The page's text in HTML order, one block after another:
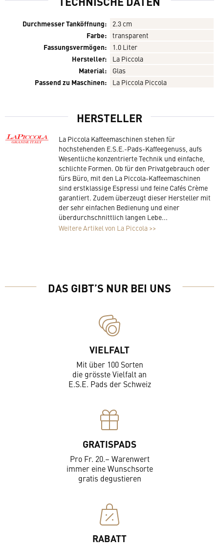
Durchmesser Tanköffnung:
2.3 cm
Farbe: transparent
Fassungsvermögen:
1.0 Liter
Hersteller:
La Piccola
Material:
Glas
Passend zu Maschinen:
La Piccola Piccola
HERSTELLER
La Piccola Kaffeemaschinen stehen für
hochstehenden E.S.E.-Pads-Kaffeegenuss, aufs
Wesentliche konzentrierte Technik und einfache,
schlichte Formen. Ob für den Privatgebrauch oder
fürs Büro, mit den La Piccola-Kaffeemaschinen
sind erstklassige Espressi und feine Cafés Crème
garantiert. Zudem überzeugt dieser Hersteller mit
der sehr einfachen Bedienung und einer
überdurchschnittlich langen Lebe...
Weitere Artikel von La Piccola >>
DAS GIBT’S NUR BEI UNS
VIELFALT
Mit über 100 Sorten
die grösste Vielfalt an
E.S.E. Pads der Schweiz
GRATISPADS
Pro Fr. 20.– Warenwert
immer eine Wunschsorte
gratis degustieren
RABATT